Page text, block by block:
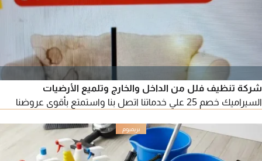
شركة تنظيف فلل من الداخل والخارج وتلميع الأرضيات
السيراميك خصم 25 علي خدماتنا اتصل بنا واستمتع بأقوى عروضنا